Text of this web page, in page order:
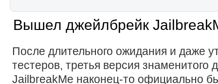
Вышел джейлбрейк
После длительного ожидания и даже
тестеров, третья версия знаменитого
JailbreakMe наконец-то официально